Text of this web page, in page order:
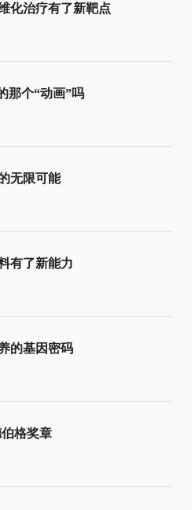
化治疗有了新靶点
那个“动画”吗
无限可能
有了新能力
的基因密码
格奖章